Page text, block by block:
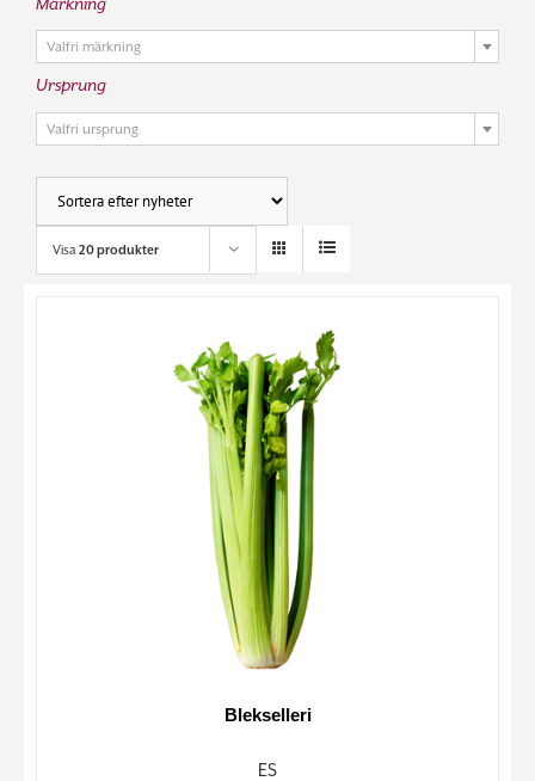
Visa 20 produkter
Blekselleri
ES
Valfri märkning
Ursprung
Valfri ursprung